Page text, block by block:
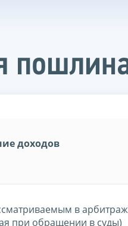
доходов
в
при обращении в суды)